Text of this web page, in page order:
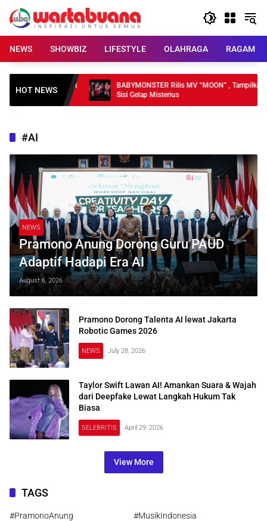
content
NEWS
SHOWBIZ LIFESTYLE OLAHRAGA RAGAM
HOT NEWS
Pelayanan Publik
BABYMONSTER Rilis MV “MOON” , Tampilkan
Sisi Gelap Misterius
#AI
NEWS
Pramono Anung Dorong Guru PAUD
Adaptif Hadapi Era AI
August 6, 2026
Pramono Dorong Talenta AI lewat Jakarta
Robotic Games 2026
NEWS July 28, 2026
Taylor Swift Lawan AI! Amankan Suara & Wajah
dari Deepfake Lewat Langkah Hukum Tak
Biasa
SELEBRITIS April 29, 2026
View More
TAGS
#PramonoAnung
#MusikIndonesia